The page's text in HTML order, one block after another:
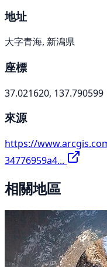
地址
大字青海, 新潟県
座標
37.021620, 137.790599
來源
https://
34776959a4...
相關地區